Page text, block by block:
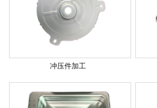
冲压件加工